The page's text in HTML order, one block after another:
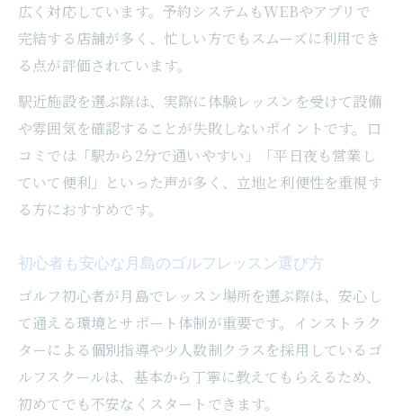
インドア練習なら月島のゴルフレッスンがおす
すめ
天候を気にせず月島でゴルフレッスン体験
インドア練習で効率的にゴルフレッスン活
用
シミュレーション導入の月島ゴルフレッス
ン
月島で人気のインドアゴルフレッスンの魅
仕事帰りに通いやすい月島のレッスン場所
駅近のゴルフレッスンで仕事帰りも安心通
月島の夜間ゴルフレッスンで効率的な上達
広く対応しています。予約システムもWEBやアプリで
完結する店舗が多く、忙しい方でもスムーズに利用でき
る点が評価されています。
駅近施設を選ぶ際は、実際に体験レッスンを受けて設備
や雰囲気を確認することが失敗しないポイントです。口
コミでは「駅から2分で通いやすい」「平日夜も営業し
ていて便利」といった声が多く、立地と利便性を重視す
る方におすすめです。
初心者も安心な月島のゴルフレッスン選び方
ゴルフ初心者が月島でレッスン場所を選ぶ際は、安心し
て通える環境とサポート体制が重要です。インストラク
ターによる個別指導や少人数制クラスを採用しているゴ
ルフスクールは、基本から丁寧に教えてもらえるため、
初めてでも不安なくスタートできます。